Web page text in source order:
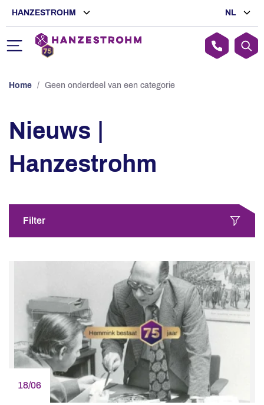
HANZESTROHM NL
Home / Geen onderdeel van een categorie
Nieuws |
Hanzestrohm
Filter
18/06